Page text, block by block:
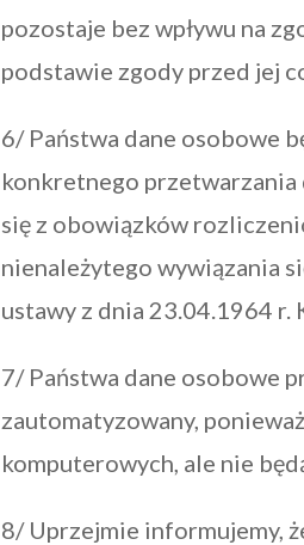
pozostaje bez wpływu na
podstawie zgody przed jej
6/ Państwa dane osobowe
konkretnego przetwarzania
się z obowiązków
nienależytego wywiązania
ustawy z dnia 23.04.1964
7/ Państwa dane osobowe
zautomatyzowany,
komputerowych, ale nie
8/ Uprzejmie informujemy,